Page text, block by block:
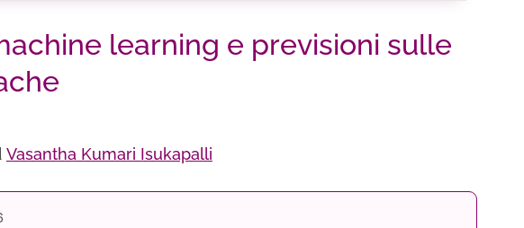
learning e previsioni sulle
Vasantha Kumari Isukapalli